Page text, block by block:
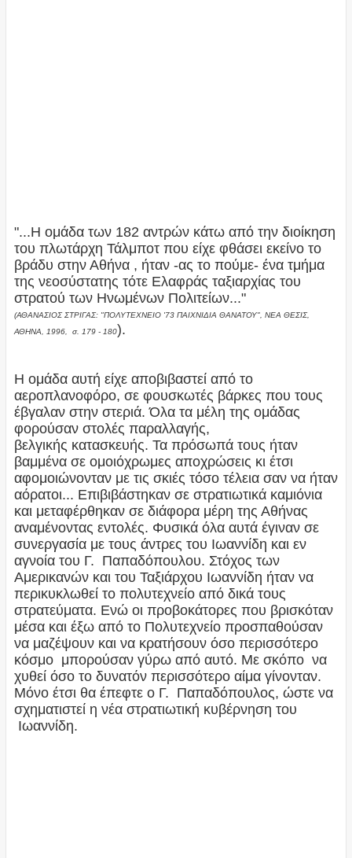
"...Η ομάδα των 182 αντρών κάτω από την διοίκηση
του πλωτάρχη Τάλμποτ που είχε φθάσει εκείνο το
βράδυ στην Αθήνα , ήταν -ας το πούμε- ένα τμήμα
της νεοσύστατης τότε Ελαφράς ταξιαρχίας του
στρατού των Ηνωμένων Πολιτείων..."
(ΑΘΑΝΑΣΙΟΣ ΣΤΡΙΓΑΣ: "ΠΟΛΥΤΕΧΝΕΙΟ '73 ΠΑΙΧΝΙΔΙΑ ΘΑΝΑΤΟΥ", ΝΕΑ ΘΕΣΙΣ,
ΑΘΗΝΑ, 1996, σ. 179 - 180).
Η ομάδα αυτή είχε αποβιβαστεί από το
αεροπλανοφόρο, σε φουσκωτές βάρκες που τους
έβγαλαν στην στεριά. Όλα τα μέλη της ομάδας
φορούσαν στολές παραλλαγής,
βελγικής κατασκευής. Τα πρόσωπά τους ήταν
βαμμένα σε ομοιόχρωμες αποχρώσεις κι έτσι
αφομοιώνονταν με τις σκιές τόσο τέλεια σαν να ήταν
αόρατοι... Επιβιβάστηκαν σε στρατιωτικά καμιόνια
και μεταφέρθηκαν σε διάφορα μέρη της Αθήνας
αναμένοντας εντολές. Φυσικά όλα αυτά έγιναν σε
συνεργασία με τους άντρες του Ιωαννίδη και εν
αγνοία του Γ. Παπαδόπουλου. Στόχος των
Αμερικανών και του Ταξιάρχου Ιωαννίδη ήταν να
περικυκλωθεί το πολυτεχνείο από δικά τους
στρατεύματα. Ενώ οι προβοκάτορες που βρισκόταν
μέσα και έξω από το Πολυτεχνείο προσπαθούσαν
να μαζέψουν και να κρατήσουν όσο περισσότερο
κόσμο μπορούσαν γύρω από αυτό. Με σκόπο να
χυθεί όσο το δυνατόν περισσότερο αίμα γίνονταν.
Μόνο έτσι θα έπεφτε ο Γ. Παπαδόπουλος, ώστε να
σχηματιστεί η νέα στρατιωτική κυβέρνηση του
Ιωαννίδη.